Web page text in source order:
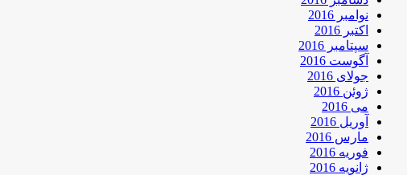
نوامبر 2016
اکتبر 2016
سپتامبر 2016
آگوست 2016
جولای 2016
ژوئن 2016
می 2016
آوریل 2016
مارس 2016
فوریه 2016
ژانویه 2016